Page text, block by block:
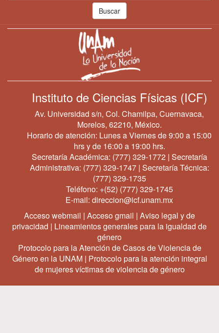
Buscar
Instituto de Ciencias Físicas (ICF)
Av. Universidad s/n, Col. Chamilpa, Cuernavaca,
Morelos, 62210, México.
Horario de atención: Lunes a Viernes de 9:00 a 15:00
hrs y de 16:00 a 19:00 hrs.
Secretaría Académica: (777) 329-1772 | Secretaría
Administrativa: (777) 329-1747| Secretaría Técnica:
(777) 329-1735
Teléfono: +(52) (777) 329-1745
E-mail: direccion@icf.unam.mx
Acceso webmail | Acceso gmail | Aviso legal y de
privacidad | Lineamientos generales para la igualdad de
género
Protocolo para la Atención de Casos de Violencia de
Género en la UNAM| Protocolo para la atención integral
de mujeres víctimas de violencia de género